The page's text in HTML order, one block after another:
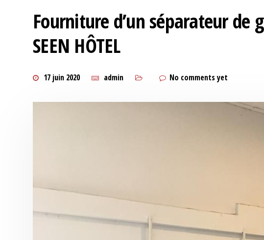
Fourniture d’un séparateur de
SEEN HÔTEL
17 juin 2020 admin No comments yet